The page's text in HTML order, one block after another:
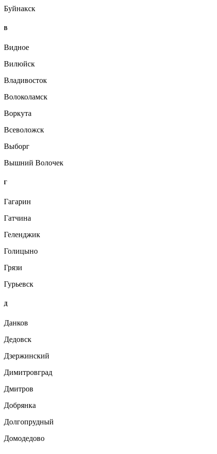
Буйнакск
В
Видное
Вилюйск
Владивосток
Волоколамск
Воркута
Всеволожск
Выборг
Вышний Волочек
Г
Гагарин
Гатчина
Геленджик
Голицыно
Грязи
Гурьевск
Д
Данков
Дедовск
Дзержинский
Димитровград
Дмитров
Добрянка
Долгопрудный
Домодедово